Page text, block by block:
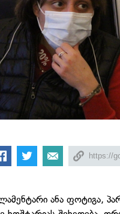
ანა ფოტიგა,